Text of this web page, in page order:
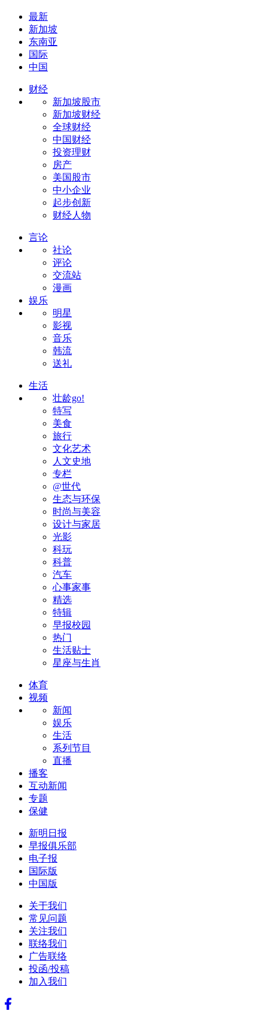
最新
新加坡
东南亚
国际
中国
财经
新加坡股市
新加坡财经
全球财经
中国财经
投资理财
房产
美国股市
中小企业
起步创新
财经人物
言论
社论
评论
交流站
漫画
娱乐
明星
影视
音乐
韩流
送礼
生活
壮龄go!
特写
美食
旅行
文化艺术
人文史地
专栏
@世代
生态与环保
时尚与美容
设计与家居
光影
科玩
科普
汽车
心事家事
精选
特辑
早报校园
热门
生活贴士
星座与生肖
体育
视频
新闻
娱乐
生活
系列节目
直播
播客
互动新闻
专题
保健
新明日报
早报俱乐部
电子报
国际版
中国版
关于我们
常见问题
关注我们
联络我们
广告联络
投函/投稿
加入我们